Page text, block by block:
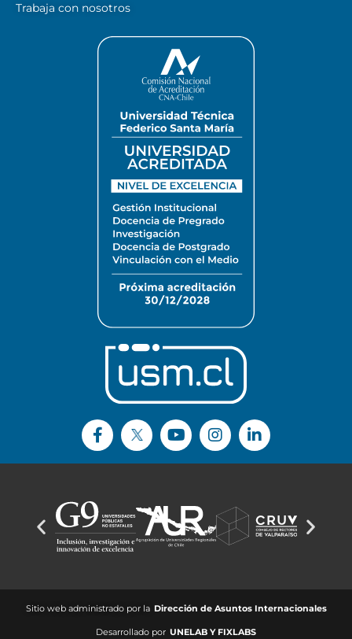
Trabaja con nosotros
Sitio web administrado por la Dirección de Asuntos Internacionales
Desarrollado por UNELAB Y FIXLABS